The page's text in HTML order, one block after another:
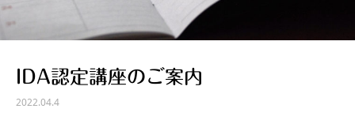
IDA認定講座のご案内
2022.04.4